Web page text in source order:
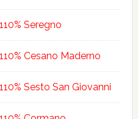
Seregno
Cesano Maderno
Sesto San Giovanni